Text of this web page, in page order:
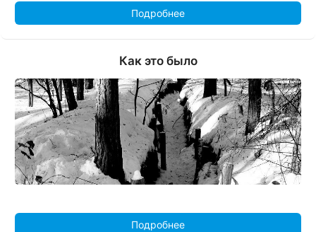
Подробнее
Как это было
Подробнее